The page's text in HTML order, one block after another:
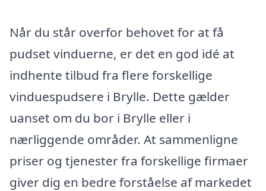
Når du står overfor behovet for at få
pudset vinduerne, er det en god idé at
indhente tilbud fra flere forskellige
vinduespudsere i Brylle. Dette gælder
uanset om du bor i Brylle eller i
nærliggende områder. At sammenligne
priser og tjenester fra forskellige firmaer
giver dig en bedre forståelse af markedet